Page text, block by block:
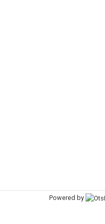
Powered by